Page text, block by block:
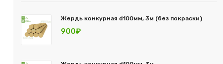
Жердь конкурная d100мм, 3м (без покраски)
900₽